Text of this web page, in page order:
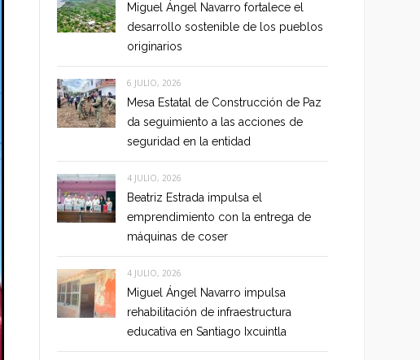
Miguel Ángel Navarro fortalece el
desarrollo sostenible de los pueblos
originarios
6 JULIO, 2026
Mesa Estatal de Construcción de Paz
da seguimiento a las acciones de
seguridad en la entidad
4 JULIO, 2026
Beatriz Estrada impulsa el
emprendimiento con la entrega de
máquinas de coser
4 JULIO, 2026
Miguel Ángel Navarro impulsa
rehabilitación de infraestructura
educativa en Santiago Ixcuintla